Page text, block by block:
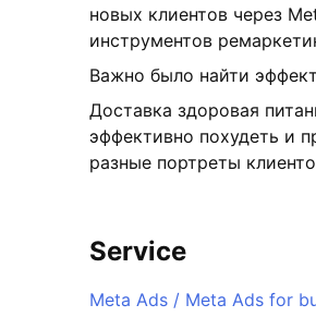
новых клиентов через
инструментов
Важно было найти
Доставка здоровая
эффективно похудеть и
разные портреты
Service
Meta Ads / Meta Ads for